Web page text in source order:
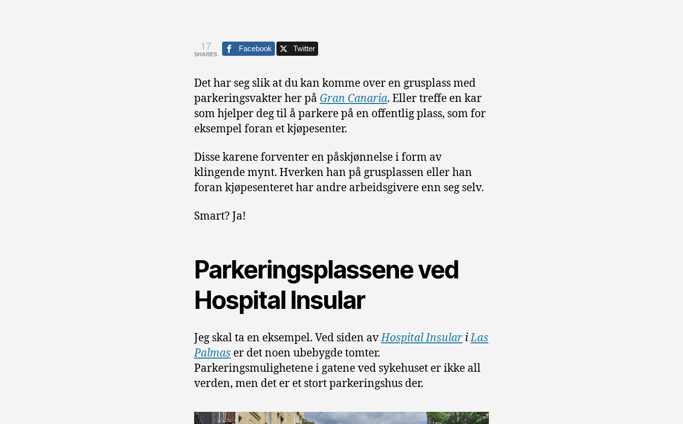
17
SHARES
Facebook Twitter
Det har seg slik at du kan komme over en grusplass med
parkeringsvakter her på Gran Canaria. Eller treffe en kar
som hjelper deg til å parkere på en offentlig plass, som for
eksempel foran et kjøpesenter.
Disse karene forventer en påskjønnelse i form av
klingende mynt. Hverken han på grusplassen eller han
foran kjøpesenteret har andre arbeidsgivere enn seg selv.
Smart? Ja!
Parkeringsplassene ved
Hospital Insular
Jeg skal ta en eksempel. Ved siden avHospital Insular iLas
Palmas er det noen ubebygde tomter.
Parkeringsmulighetene i gatene ved sykehuset er ikke all
verden, men det er et stort parkeringshus der.